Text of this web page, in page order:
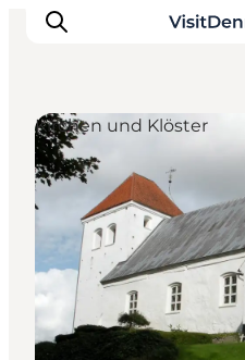
Inspiration
Regionen
Erlebnisse
Unterkünfte
Reiseplanung
Kirchen und Klöster